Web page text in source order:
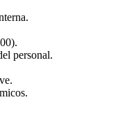
personal.